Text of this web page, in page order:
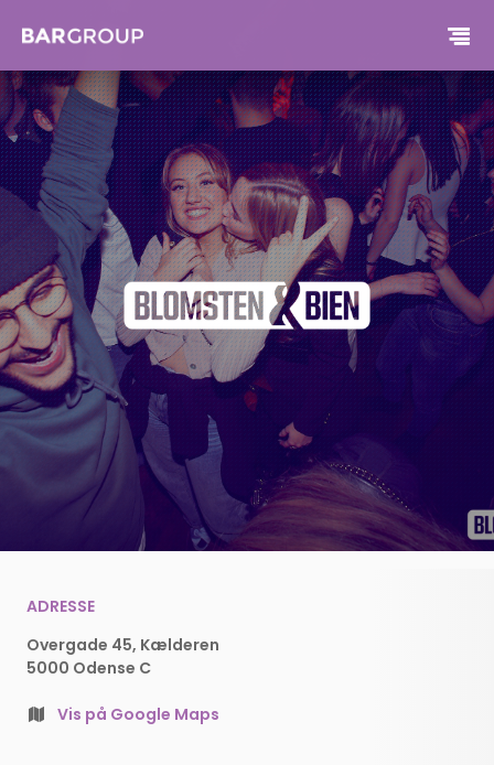
ADRESSE
Overgade 45, Kælderen
5000 Odense C
Vis på Google Maps